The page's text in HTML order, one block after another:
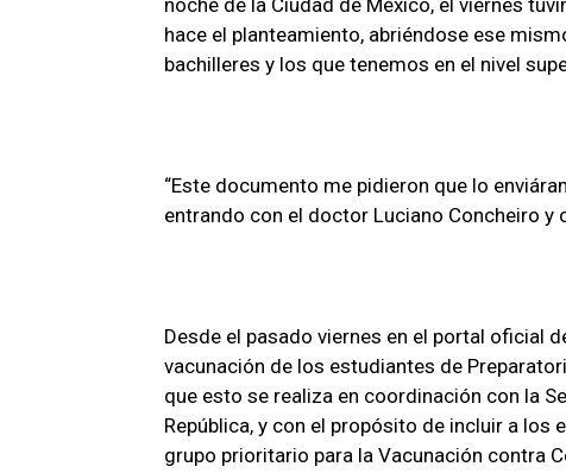
noche de la Ciudad de México, el viernes
hace el planteamiento, abriéndose ese
bachilleres y los que tenemos en el nivel
“Este documento me pidieron que lo
entrando con el doctor Luciano Concheiro y
Desde el pasado viernes en el portal oficial
vacunación de los estudiantes de
que esto se realiza en coordinación con la
República, y con el propósito de incluir a
grupo prioritario para la Vacunación contra